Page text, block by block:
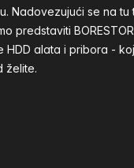
Nadovezujući se na tu
predstaviti
HDD alata i pribora -
želite.